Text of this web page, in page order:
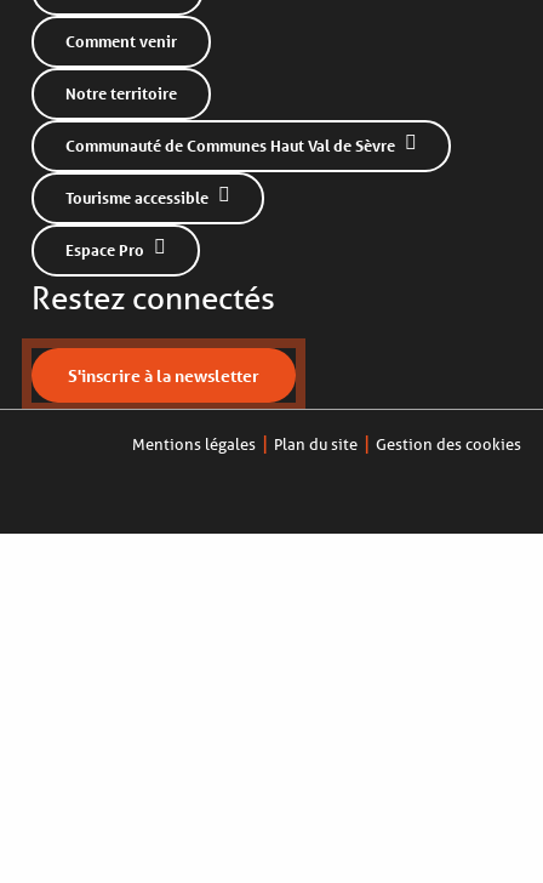
Comment venir
Notre territoire
Communauté de Communes Haut Val de Sèvre
Tourisme accessible
Espace Pro
Restez connectés
S'inscrire à la newsletter
Mentions légales Plan du site Gestion des cookies